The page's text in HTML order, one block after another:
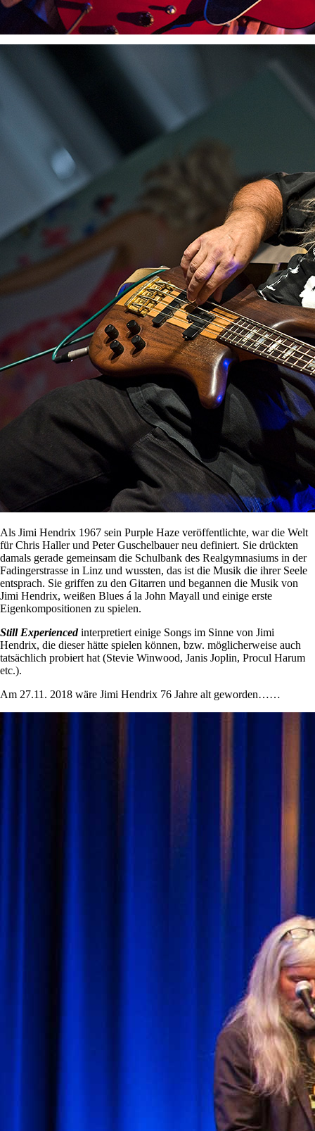
Als Jimi Hendrix 1967 sein Purple Haze veröffentlichte, war die Welt
für Chris Haller und Peter Guschelbauer neu definiert. Sie drückten
damals gerade gemeinsam die Schulbank des Realgymnasiums in der
Fadingerstrasse in Linz und wussten, das ist die Musik die ihrer Seele
entsprach. Sie griffen zu den Gitarren und begannen die Musik von
Jimi Hendrix, weißen Blues á la John Mayall und einige erste
Eigenkompositionen zu spielen.
Still Experiencedinterpretiert einige Songs im Sinne von Jimi
Hendrix, die dieser hätte spielen können, bzw. möglicherweise auch
tatsächlich probiert hat (Stevie Winwood, Janis Joplin, Procul Harum
etc.).
Am 27.11. 2018 wäre Jimi Hendrix 76 Jahre alt geworden……